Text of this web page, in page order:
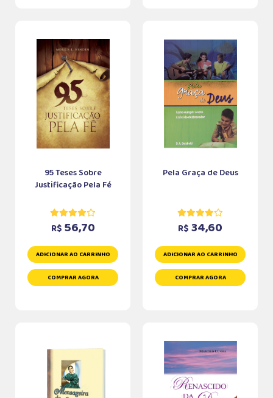
95 Teses Sobre
Justificação Pela Fé
R$ 56,70
ADICIONAR AO CARRINHO
COMPRAR AGORA
Pela Graça de Deus
R$ 34,60
ADICIONAR AO CARRINHO
COMPRAR AGORA